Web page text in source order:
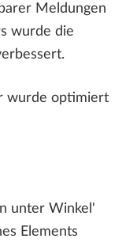
Meldungen
wurde die
wurde optimiert
unter Winkel'
Elements